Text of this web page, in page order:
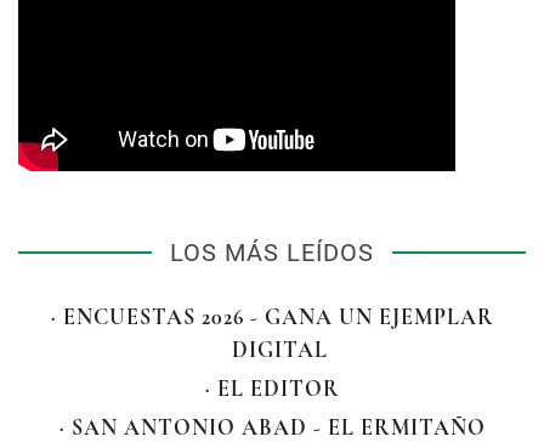
LOS MÁS LEÍDOS
· ENCUESTAS 2026 - GANA UN EJEMPLAR
DIGITAL
· EL EDITOR
· SAN ANTONIO ABAD - EL ERMITAÑO